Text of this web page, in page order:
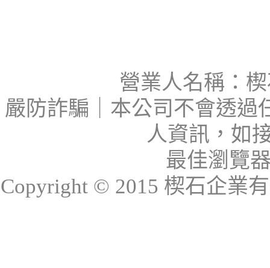
營業人名稱：
嚴防詐騙｜本公司不會透過
人資訊，如
最佳瀏覽
Copyright © 2015 楔石企業